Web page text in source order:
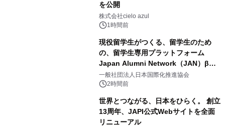
を公開
株式会社cielo azul
1時間前
現役留学生がつくる、留学生のため
の、留学生専用プラットフォーム
Japan Alumni Network（JAN）β版
をリリース
一般社団法人日本国際化推進協会
2時間前
世界とつながる、日本をひらく。 創立
13周年、JAPI公式Webサイトを全面
リニューアル